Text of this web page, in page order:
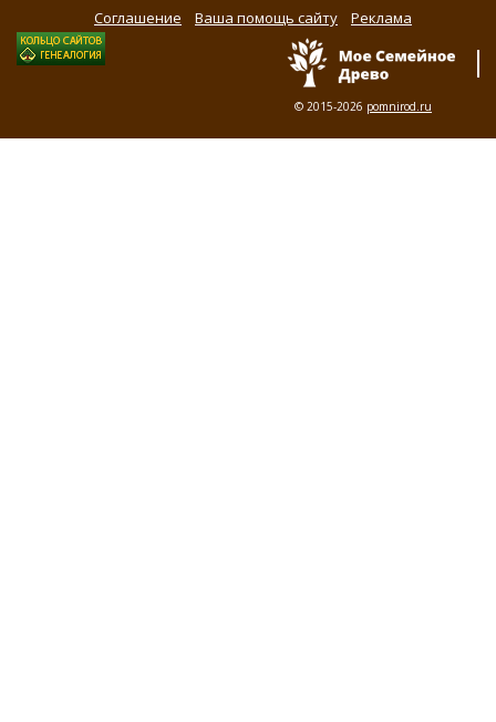
Соглашение Ваша помощь сайту Реклама
© 2015-2026 pomnirod.ru